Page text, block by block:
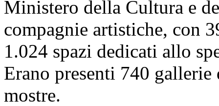
Ministero della Cultura e
compagnie artistiche, con
1.024 spazi dedicati allo
Erano presenti 740
mostre.